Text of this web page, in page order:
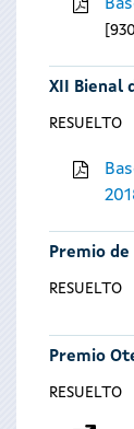
XII Bienal
RESUELTO
Premio
RESUELTO
Premio
RESUELTO